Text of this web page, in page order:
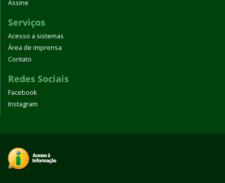
Assine
Serviços
Acesso a sistemas
Área de imprensa
Contato
Redes Sociais
Facebook
Instagram